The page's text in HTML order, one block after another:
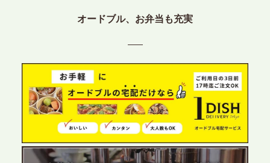
プレスリリースのご案内｜ケータリングのセカンド
目の展開で、拡大する出張パーティー・ケータリン
2026.6.4
プレスリリースのご案内｜夏の社内親睦が、配属後
の離職防止に。オフィスや会議室で縁日気分を味わ
う「お祭りケータリング」の提供を開始
オードブル、お弁当も充実